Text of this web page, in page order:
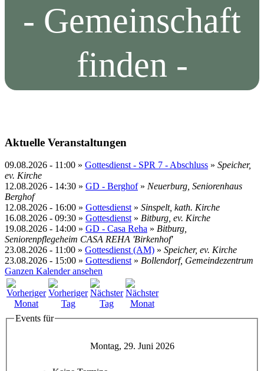
- Gemeinschaft
finden -
Aktuelle Veranstaltungen
09.08.2026 - 11:00 » Gottesdienst - SPR 7 - Abschluss » Speicher,
ev. Kirche
12.08.2026 - 14:30 » GD - Berghof» Neuerburg, Seniorenhaus
Berghof
12.08.2026 - 16:00 » Gottesdienst» Sinspelt, kath. Kirche
16.08.2026 - 09:30 » Gottesdienst» Bitburg, ev. Kirche
19.08.2026 - 14:00 » GD - Casa Reha » Bitburg,
Seniorenpflegeheim CASA REHA 'Birkenhof'
23.08.2026 - 11:00 » Gottesdienst (AM) » Speicher, ev. Kirche
23.08.2026 - 15:00 » Gottesdienst» Bollendorf, Gemeindezentrum
Ganzen Kalender ansehen
Events für
Montag, 29. Juni 2026